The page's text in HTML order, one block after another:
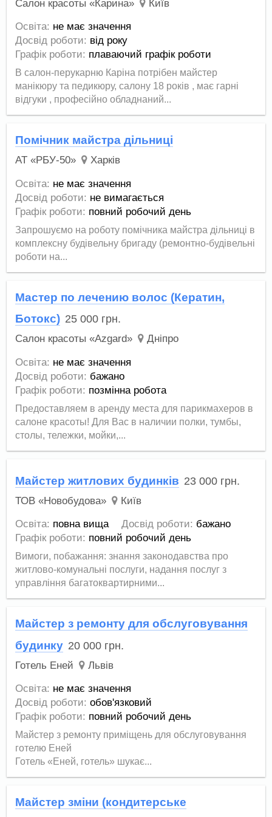
Салон красоты «Карина» Київ
Освіта: не має значення
Досвід роботи: від року
Графік роботи: плаваючий графік роботи
В салон-перукарню Каріна потрібен майстер
манікюру та педикюру, салону 18 років , має гарні
відгуки , професійно обладнаний...
Помічник майстра дільниці
АТ «РБУ-50» Харків
Освіта: не має значення
Досвід роботи: не вимагається
Графік роботи: повний робочий день
Запрошуємо на роботу помічника майстра дільниці в
комплексну будівельну бригаду (ремонтно-будівельні
роботи на...
Мастер по лечению волос (Кератин,
Ботокс) 25 000 грн.
Cалон красоты «Azgard» Дніпро
Освіта: не має значення
Досвід роботи: бажано
Графік роботи: позмінна робота
Предоставляем в аренду места для парикмахеров в
салоне красоты! Для Вас в наличии полки, тумбы,
столы, тележки, мойки,...
Майстер житлових будинків 23 000 грн.
ТОВ «Новобудова» Київ
Освіта: повна вища Досвід роботи: бажано
Графік роботи: повний робочий день
Вимоги, побажання: знання законодавства про
житлово-комунальні послуги, надання послуг з
управління багатоквартирними...
Майстер з ремонту для обслуговування
будинку 20 000 грн.
Готель Еней Львів
Освіта: не має значення
Досвід роботи: обов'язковий
Графік роботи: повний робочий день
Майстер з ремонту приміщень для обслуговування
готелю Еней
Готель «Еней, готель» шукає...
Майстер зміни (кондитерське